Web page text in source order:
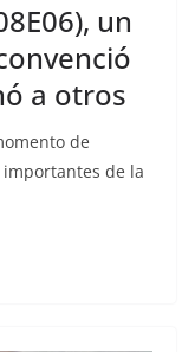
un
a otros
de
de la